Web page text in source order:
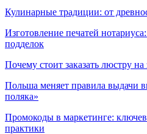
Кулинарные традиции: от
Изготовление печатей
подделок
Почему стоит заказать люстру на
Польша меняет правила выдачи
поляка»
Промокоды в маркетинге:
практики